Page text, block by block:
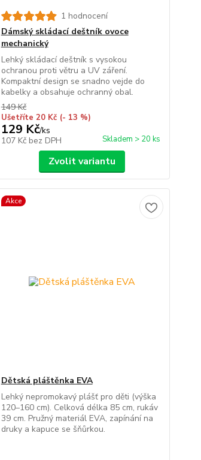
1 hodnocení
Dámský skládací deštník ovoce
mechanický
Lehký skládací deštník s vysokou
ochranou proti větru a UV záření.
Kompaktní design se snadno vejde do
kabelky a obsahuje ochranný obal.
149 Kč
Ušetříte 20 Kč (- 13 %)
129 Kč/ks
107 Kč bez DPH Skladem > 20 ks
Zvolit variantu
Akce
Dětská pláštěnka EVA
Lehký nepromokavý plášť pro děti (výška
120–160 cm). Celková délka 85 cm, rukáv
39 cm. Pružný materiál EVA, zapínání na
druky a kapuce se šňůrkou.